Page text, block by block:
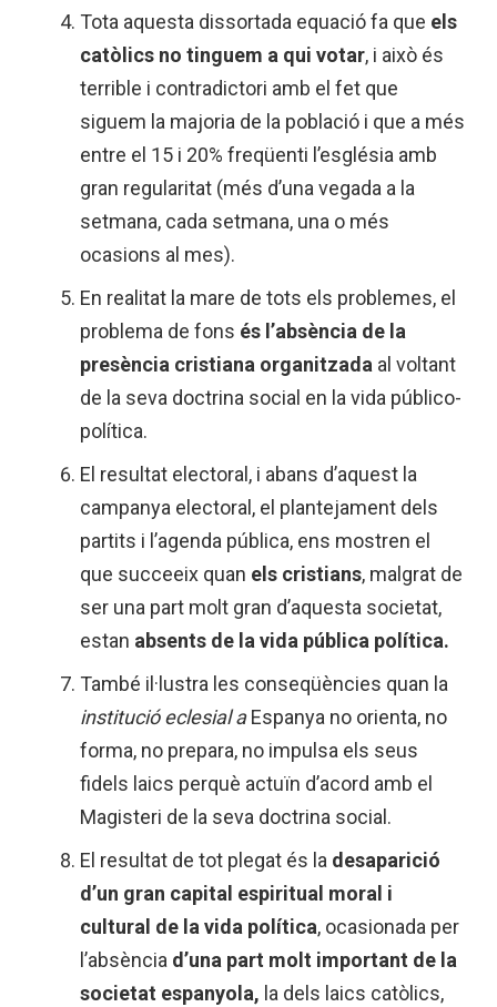
Tota aquesta dissortada equació fa que els
catòlics no tinguem a qui votar, i això és
terrible i contradictori amb el fet que
siguem la majoria de la població i que a més
entre el 15 i 20% freqüenti l’església amb
gran regularitat (més d’una vegada a la
setmana, cada setmana, una o més
ocasions al mes).
En realitat la mare de tots els problemes, el
problema de fons és l’absència de la
presència cristiana organitzada al voltant
de la seva doctrina social en la vida público-
política.
El resultat electoral, i abans d’aquest la
campanya electoral, el plantejament dels
partits i l’agenda pública, ens mostren el
que succeeix quan els cristians, malgrat de
ser una part molt gran d’aquesta societat,
estan absents de la vida pública política.
També il·lustra les conseqüències quan la
institució eclesial aEspanya no orienta, no
forma, no prepara, no impulsa els seus
fidels laics perquè actuïn d’acord amb el
Magisteri de la seva doctrina social.
El resultat de tot plegat és la desaparició
d’un gran capital espiritual moral i
cultural de la vida política, ocasionada per
l’absència d’una part molt important de la
societat espanyola, la dels laics catòlics,